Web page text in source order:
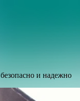
и надежно